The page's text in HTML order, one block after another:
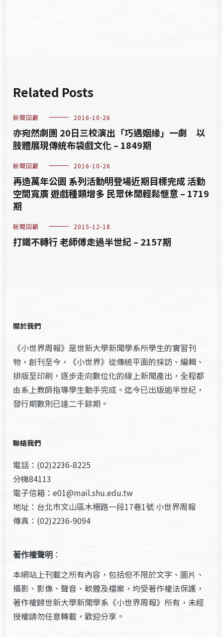
Related Posts
新聞回顧 2016-10-26
亦宛然劇團 20日三校演出「巧遇姻緣」一劇 以
肢體展現傳統布袋戲文化 – 1849期
新聞回顧 2016-10-26
再造萬年公園 系列活動明登場近期目標完成 活動
空間寬廣 遊戲種類增多 民眾休閒輕鬆愜意 – 1719
期
新聞回顧 2015-12-18
打鐵不轉行 老師傅走過半世紀 – 2157期
關於我們
《小世界周報》是世新大學新聞學系所學生的實習刊
物，創刊至今，《小世界》從傳統平面的採訪、編輯、
排版至印刷，逐步走向數位化的線上新聞產出，全程都
由系上教師指導學生動手完成。迄今已出版逾半世紀，
發行期數則已達二千餘期。
聯絡我們
電話：(02)2236-8225
分機84113
電子信箱：e01@mail.shu.edu.tw
地址：台北市文山區木柵路一段17巷1號 小世界周報
傳真：(02)2236-9094
著作權聲明 ：
本網站上刊載之所有內容，包括但不限於文字、圖片、
攝影、影像、聲音、軟體及檔案，均受著作權法保護，
著作權歸世新大學新聞學系《小世界周報》所有，未經
授權請勿任意轉載，歡迎分享。